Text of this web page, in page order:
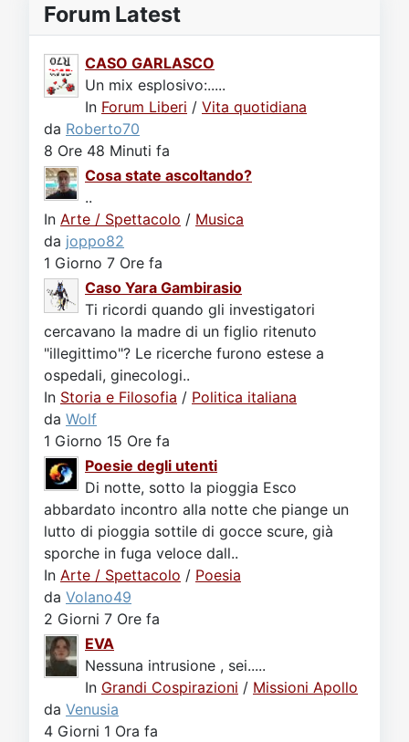
Forum Latest
CASO GARLASCO
Un mix esplosivo:.....
In Forum Liberi / Vita quotidiana
da Roberto70
8 Ore 48 Minuti fa
Cosa state ascoltando?
..
In Arte / Spettacolo / Musica
da joppo82
1 Giorno 7 Ore fa
Caso Yara Gambirasio
Ti ricordi quando gli investigatori
cercavano la madre di un figlio ritenuto
"illegittimo"? Le ricerche furono estese a
ospedali, ginecologi..
In Storia e Filosofia / Politica italiana
da Wolf
1 Giorno 15 Ore fa
Poesie degli utenti
Di notte, sotto la pioggia Esco
abbardato incontro alla notte che piange un
lutto di pioggia sottile di gocce scure, già
sporche in fuga veloce dall..
In Arte / Spettacolo / Poesia
da Volano49
2 Giorni 7 Ore fa
EVA
Nessuna intrusione , sei.....
In Grandi Cospirazioni / Missioni Apollo
da Venusia
4 Giorni 1 Ora fa